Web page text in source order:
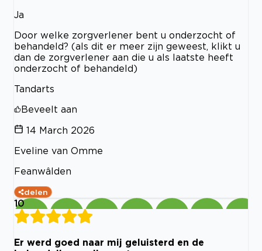
Ja
Door welke zorgverlener bent u onderzocht of
behandeld? (als dit er meer zijn geweest, klikt u
dan de zorgverlener aan die u als laatste heeft
onderzocht of behandeld)
Tandarts
Beveelt aan
14 March 2026
Eveline van Omme
Feanwâlden
delen
10
Er werd goed naar mij geluisterd en de